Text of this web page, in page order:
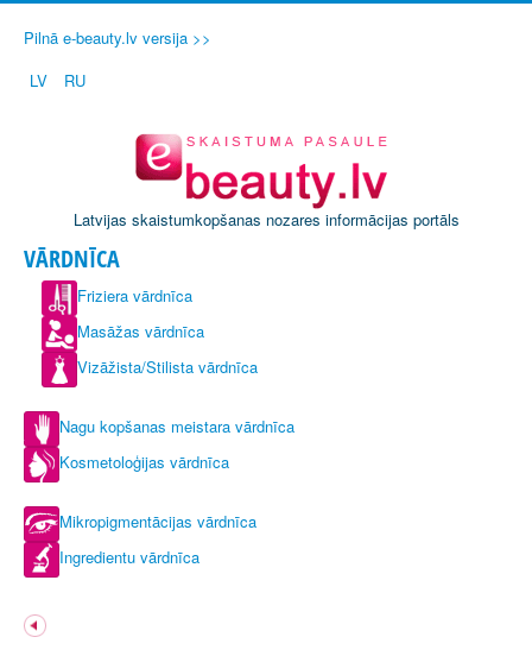
Pilnā e-beauty.lv versija >>
LV
RU
Latvijas skaistumkopšanas nozares informācijas portāls
VĀRDNĪCA
Friziera vārdnīca
Masāžas vārdnīca
Vizāžista/Stilista vārdnīca
Nagu kopšanas meistara vārdnīca
Kosmetoloģijas vārdnīca
Mikropigmentācijas vārdnīca
Ingredientu vārdnīca